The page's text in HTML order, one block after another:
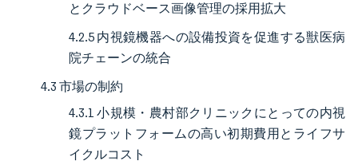
とクラウドベース画像管理の採用拡大
4.2.5 内視鏡機器への設備投資を促進する獣医病
院チェーンの統合
4.3 市場の制約
4.3.1 小規模・農村部クリニックにとっての内視
鏡プラットフォームの高い初期費用とライフサ
イクルコスト